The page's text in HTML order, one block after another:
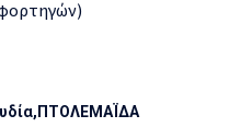
ΠΤΟΛΕΜΑΪΔΑ